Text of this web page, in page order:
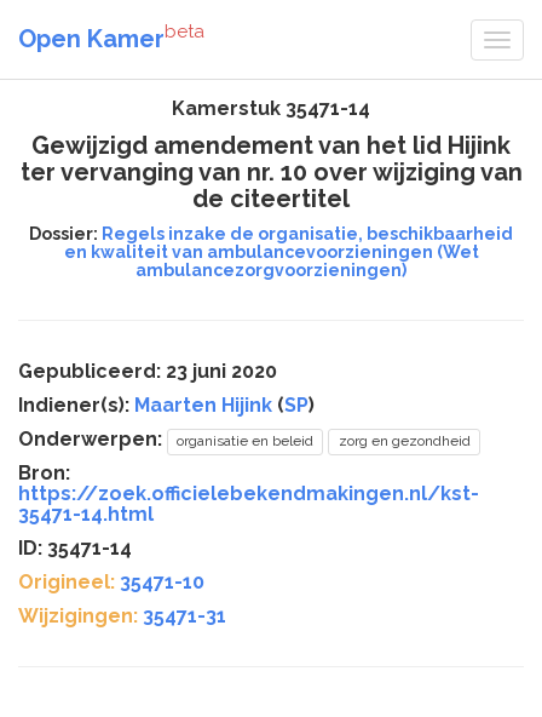
Open Kamerbeta
Kamerstuk 35471-14
Gewijzigd amendement van het lid Hijink
ter vervanging van nr. 10 over wijziging van
de citeertitel
Dossier: Regels inzake de organisatie, beschikbaarheid
en kwaliteit van ambulancevoorzieningen (Wet
ambulancezorgvoorzieningen)
Gepubliceerd: 23 juni 2020
Indiener(s): Maarten Hijink (SP)
Onderwerpen:
organisatie en beleid zorg en gezondheid
Bron:
https://zoek.officielebekendmakingen.nl/kst-
35471-14.html
ID: 35471-14
Origineel: 35471-10
Wijzigingen: 35471-31